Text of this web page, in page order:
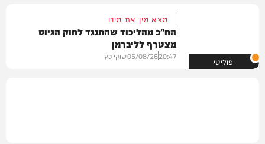
פוליטי
מצא מין את מינו
הח"כ מהליכוד שהתנגד לחוק הגיוס
מצטרף לליברמן
20:47
05/08/26שוקי כץ